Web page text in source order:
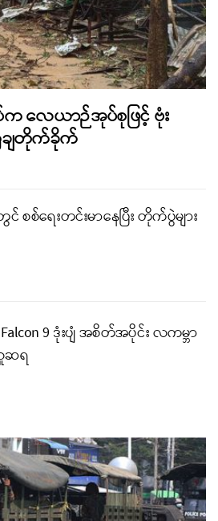
လေယာဉ်အုပ်စုဖြင့် ဗုံး
ချတိုက်ခိုက်
စစ်ရေးတင်းမာနေပြီး တိုက်ပွဲများ
9 ဒုံးပျံ အစိတ်အပိုင်း လကမ္ဘာ
ဆရ